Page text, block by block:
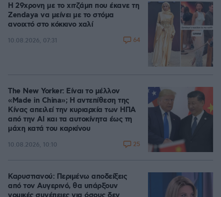
Η 29χρονη με το χιτζάμπ που έκανε τη
Zendaya να μείνει με το στόμα
ανοιχτό στο κόκκινο χαλί
10.08.2026, 07:31 64
The New Yorker: Είναι το μέλλον
«Made in China»; Η αντεπίθεση της
Κίνας απειλεί την κυριαρχία των ΗΠΑ
από την ΑΙ και τα αυτοκίνητα έως τη
μάχη κατά του καρκίνου
10.08.2026, 10:10 25
Καρυστιανού: Περιμένω αποδείξεις
από τον Αυγερινό, θα υπάρξουν